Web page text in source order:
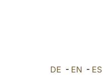
DE - EN - ES